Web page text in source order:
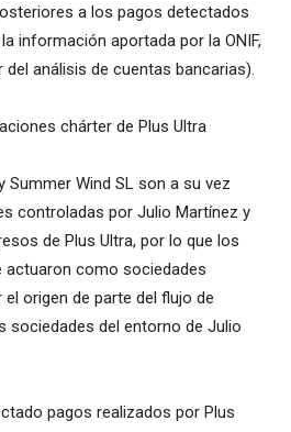
a los pagos detectados
información aportada por la ONIF,
del análisis de cuentas bancarias).
chárter de Plus Ultra
Summer Wind SL son a su vez
controladas por Julio Martínez y
de Plus Ultra, por lo que los
actuaron como sociedades
origen de parte del flujo de
sociedades del entorno de Julio
pagos realizados por Plus